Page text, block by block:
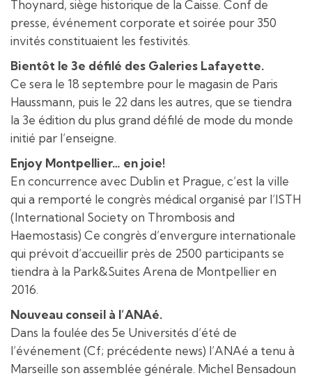
Thoynard, siège historique de la Caisse. Conf de
presse, événement corporate et soirée pour 350
invités constituaient les festivités.
Bientôt le 3e défilé des Galeries Lafayette.
Ce sera le 18 septembre pour le magasin de Paris
Haussmann, puis le 22 dans les autres, que se tiendra
la 3e édition du plus grand défilé de mode du monde
initié par l’enseigne.
Enjoy Montpellier… en joie!
En concurrence avec Dublin et Prague, c’est la ville
qui a remporté le congrès médical organisé par l’ISTH
(International Society on Thrombosis and
Haemostasis) Ce congrès d’envergure internationale
qui prévoit d’accueillir près de 2500 participants se
tiendra à la Park&Suites Arena de Montpellier en
2016.
Nouveau conseil à l’ANAé.
Dans la foulée des 5e Universités d’été de
l’événement (Cf; précédente news) l’ANAé a tenu à
Marseille son assemblée générale. Michel Bensadoun